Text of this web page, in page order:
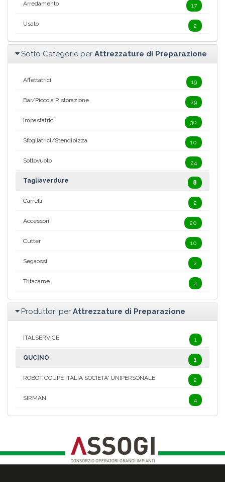
Arredamento 17
Usato 2
Sotto Categorie per Attrezzature di Preparazione
Affettatrici 19
Bar/Piccola Ristorazione 29
Impastatrici 30
Sfogliatrici/Stendipizza 10
Sottovuoto 24
Tagliaverdure 8
Carrelli 2
Accessori 20
Cutter 10
Segaossi 2
Tritacarne 4
Produttori per Attrezzature di Preparazione
ITALSERVICE 1
QUCINO 1
ROBOT COUPE ITALIA SOCIETA' UNIPERSONALE 2
SIRMAN 4